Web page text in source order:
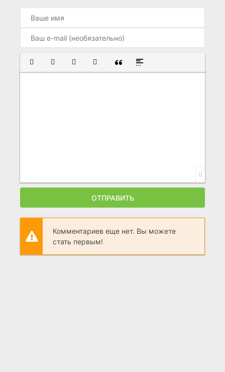
ПОЛУЖИРНЫЙ
КУРСИВПОДЧЕРКНУТЫЙ
ЗАЧЕРКНУТЫЙ
ВСТАВКА ЦИТАТЫ
ВСТАВКА СПОЙЛЕРА
0
ОТПРАВИТЬ
Комментариев еще нет. Вы можете
стать первым!